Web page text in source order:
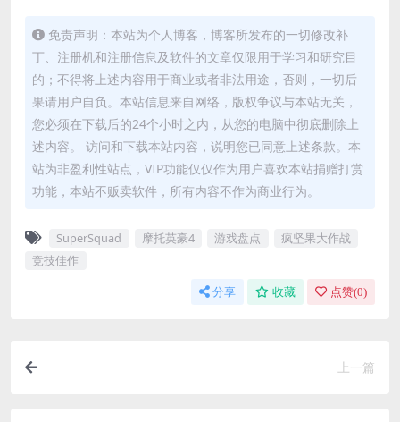
免责声明：本站为个人博客，博客所发布的一切修改补
丁、注册机和注册信息及软件的文章仅限用于学习和研究目
的；不得将上述内容用于商业或者非法用途，否则，一切后
果请用户自负。本站信息来自网络，版权争议与本站无关，
您必须在下载后的24个小时之内，从您的电脑中彻底删除上
述内容。 访问和下载本站内容，说明您已同意上述条款。本
站为非盈利性站点，VIP功能仅仅作为用户喜欢本站捐赠打赏
功能，本站不贩卖软件，所有内容不作为商业行为。
SuperSquad 摩托英豪4 游戏盘点
疯坚果大作战
竞技佳作
分享 收藏 点赞(0)
上一篇